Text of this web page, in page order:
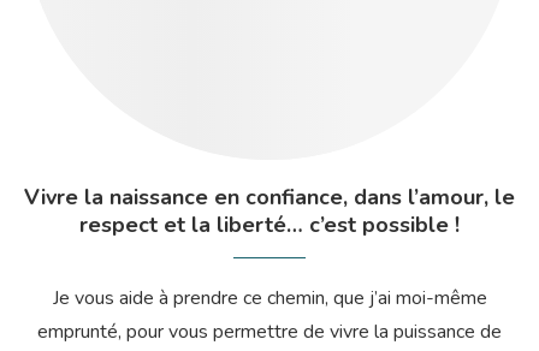
Vivre la naissance en confiance, dans l’amour, le
respect et la liberté… c’est possible !
Je vous aide à prendre ce chemin, que j’ai moi-même
emprunté, pour vous permettre de vivre la puissance de